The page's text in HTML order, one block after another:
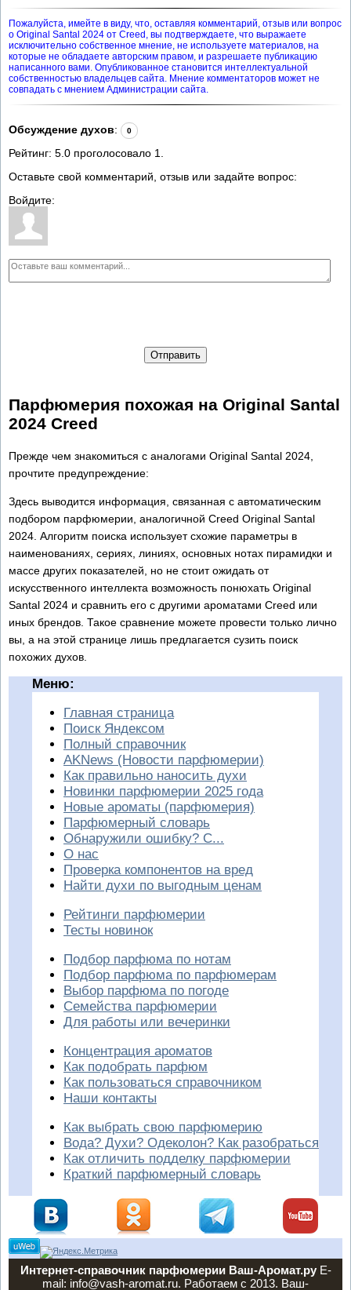
Пожалуйста, имейте в виду, что, оставляя комментарий, отзыв или вопрос
о Original Santal 2024 от Creed, вы подтверждаете, что выражаете
исключительно собственное мнение, не используете материалов, на
которые не обладаете авторским правом, и разрешаете публикацию
написанного вами. Опубликованное становится интеллектуальной
собственностью владельцев сайта. Мнение комментаторов может не
совпадать с мнением Администрации сайта.
Обсуждение духов: 0
Рейтинг: 5.0 проголосовало 1
Оставьте свой комментарий, отзыв или задайте вопрос:
Войдите:
Отправить
Парфюмерия похожая на Original Santal
2024 Creed
Прежде чем знакомиться с аналогами Original Santal 2024,
прочтите предупреждение:
Здесь выводится информация, связанная с автоматическим
подбором парфюмерии, аналогичной Creed Original Santal
2024. Алгоритм поиска использует схожие параметры в
наименованиях, сериях, линиях, основных нотах пирамидки и
массе других показателей, но не стоит ожидать от
искусственного интеллекта возможность понюхать Original
Santal 2024 и сравнить его с другими ароматами Creed или
иных брендов. Такое сравнение можете провести только лично
вы, а на этой странице лишь предлагается сузить поиск
похожих духов.
Меню:
Главная страница
Поиск Яндексом
Полный справочник
AKNews (Новости парфюмерии)
Как правильно наносить духи
Новинки парфюмерии 2025 года
Новые ароматы (парфюмерия)
Парфюмерный словарь
Обнаружили ошибку? С...
О нас
Проверка компонентов на вред
Найти духи по выгодным ценам
Рейтинги парфюмерии
Тесты новинок
Подбор парфюма по нотам
Подбор парфюма по парфюмерам
Выбор парфюма по погоде
Семейства парфюмерии
Для работы или вечеринки
Концентрация ароматов
Как подобрать парфюм
Как пользоваться справочником
Наши контакты
Как выбрать свою парфюмерию
Вода? Духи? Одеколон? Как разобраться
Как отличить подделку парфюмерии
Краткий парфюмерный словарь
Интернет-справочник парфюмерии Ваш-Аромат.руE-
mail: info@vash-aromat.ru. Работаем с 2013. Ваш-